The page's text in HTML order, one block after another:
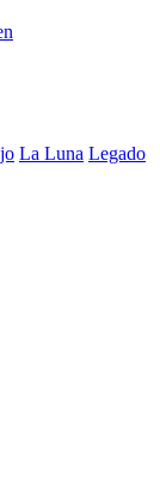
La Luna Legado